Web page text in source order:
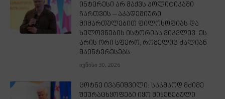
ინტერესი არ მაქვს პოლიტიკაში
ჩართვის – აკადემიური
მიმართულებით ფილოსოფიას და
ხელოვნების ისტორიას ვიკვლევ. ეს
არის ორი სფერო, რომელიც ძალიან
მაინტერესებს
ივნისი 30, 2026
ცოტნე ივანიშვილი: საკმაოდ მძიმე
შეურაცხყოფები იყო მიყენებული